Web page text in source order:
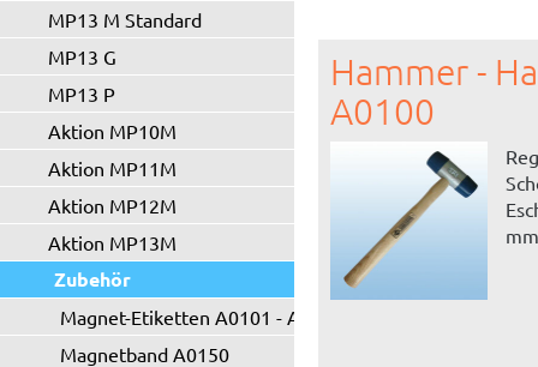
MP13 M Standard
MP13 G
MP13 P
Aktion MP10M
Aktion MP11M
Aktion MP12M
Aktion MP13M
Zubehör
Magnet-Etiketten A0101 - A0102
Magnetband A0150
Hammer -
A0100